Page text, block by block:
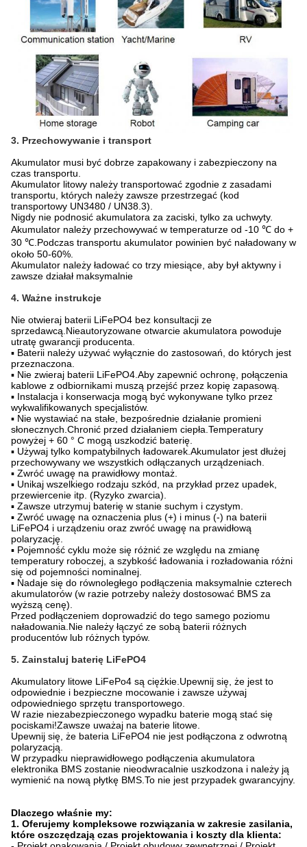
3. Przechowywanie i transport
Akumulator musi być dobrze zapakowany i zabezpieczony na
czas transportu.
Akumulator litowy należy transportować zgodnie z zasadami
transportu, których należy zawsze przestrzegać (kod
transportowy UN3480 / UN38.3).
Nigdy nie podnosić akumulatora za zaciski, tylko za uchwyty.
Akumulator należy przechowywać w temperaturze od -10 ℃ do +
30 ℃.Podczas transportu akumulator powinien być naładowany w
około 50-60%.
Akumulator należy ładować co trzy miesiące, aby był aktywny i
zawsze działał maksymalnie
4. Ważne instrukcje
Nie otwieraj baterii LiFePO4 bez konsultacji ze
sprzedawcą.Nieautoryzowane otwarcie akumulatora powoduje
utratę gwarancji producenta.
▪ Baterii należy używać wyłącznie do zastosowań, do których jest
przeznaczona.
▪ Nie zwieraj baterii LiFePO4.Aby zapewnić ochronę, połączenia
kablowe z odbiornikami muszą przejść przez kopię zapasową.
▪ Instalacja i konserwacja mogą być wykonywane tylko przez
wykwalifikowanych specjalistów.
▪ Nie wystawiać na stałe, bezpośrednie działanie promieni
słonecznych.Chronić przed działaniem ciepła.Temperatury
powyżej + 60 ° C mogą uszkodzić baterię.
▪ Używaj tylko kompatybilnych ładowarek.Akumulator jest dłużej
przechowywany we wszystkich odłączanych urządzeniach.
▪ Zwróć uwagę na prawidłowy montaż.
▪ Unikaj wszelkiego rodzaju szkód, na przykład przez upadek,
przewiercenie itp. (Ryzyko zwarcia).
▪ Zawsze utrzymuj baterię w stanie suchym i czystym.
▪ Zwróć uwagę na oznaczenia plus (+) i minus (-) na baterii
LiFePO4 i urządzeniu oraz zwróć uwagę na prawidłową
polaryzację.
▪ Pojemność cyklu może się różnić ze względu na zmianę
temperatury roboczej, a szybkość ładowania i rozładowania różni
się od pojemności nominalnej.
▪ Nadaje się do równoległego podłączenia maksymalnie czterech
akumulatorów (w razie potrzeby należy dostosować BMS za
wyższą cenę).
Przed podłączeniem doprowadzić do tego samego poziomu
naładowania.Nie należy łączyć ze sobą baterii różnych
producentów lub różnych typów.
5. Zainstaluj baterię LiFePO4
Akumulatory litowe LiFePo4 są ciężkie.Upewnij się, że jest to
odpowiednie i bezpieczne mocowanie i zawsze używaj
odpowiedniego sprzętu transportowego.
W razie niezabezpieczonego wypadku baterie mogą stać się
pociskami!Zawsze uważaj na baterie litowe.
Upewnij się, że bateria LiFePO4 nie jest podłączona z odwrotną
polaryzacją.
W przypadku nieprawidłowego podłączenia akumulatora
elektronika BMS zostanie nieodwracalnie uszkodzona i należy ją
wymienić na nową płytkę BMS.To nie jest przypadek gwarancyjny.
Dlaczego właśnie my:
1. Oferujemy kompleksowe rozwiązania w zakresie zasilania,
które oszczędzają czas projektowania i koszty dla klienta: